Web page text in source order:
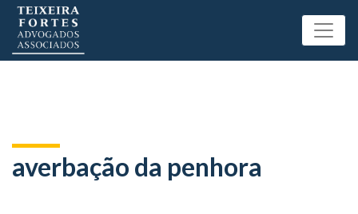
averbação da penhora